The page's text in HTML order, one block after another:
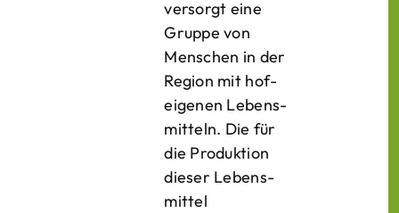
versorgt eine
Gruppe von
Menschen in der
Region mit hof­
eigenen Lebens­
mitteln. Die für
die Produktion
dieser Lebens­
mittel